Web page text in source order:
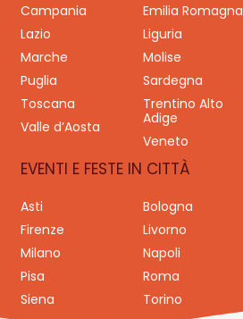
Campania
Emilia Romagna
Lazio
Liguria
Marche
Molise
Puglia
Sardegna
Toscana
Trentino Alto
Adige
Valle d’Aosta
Veneto
EVENTI E FESTE IN CITTÀ
Asti Bologna
Firenze
Livorno
Milano
Napoli
Pisa
Roma
Siena
Torino